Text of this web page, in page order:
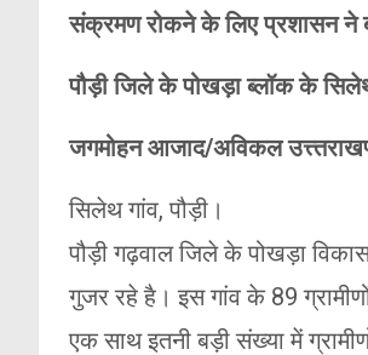
संक्रमण रोकने के लिए प्रशासन ने
पौड़ी जिले के पोखड़ा ब्लॉक के
जगमोहन आजाद/अविकल
सिलेथ गांव, पौड़ी।
पौड़ी गढ़वाल जिले के पोखड़ा
गुजर रहे है। इस गांव के 89
एक साथ इतनी बड़ी संख्या में